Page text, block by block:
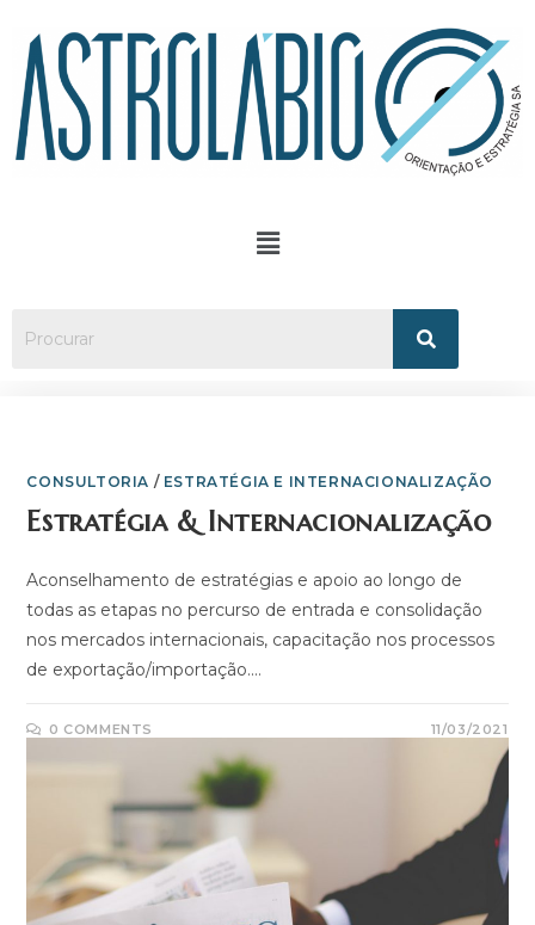
CONSULTORIA / ESTRATÉGIA E INTERNACIONALIZAÇÃO
Estratégia & Internacionalização
Aconselhamento de estratégias e apoio ao longo de
todas as etapas no percurso de entrada e consolidação
nos mercados internacionais, capacitação nos processos
de exportação/importação.…
0 COMMENTS 11/03/2021